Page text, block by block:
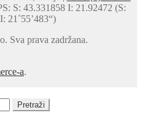
S: 43.331858 I: 21.92472 (S:
21˚55’483“)
Sva prava zadržana.
a.
Pretraži